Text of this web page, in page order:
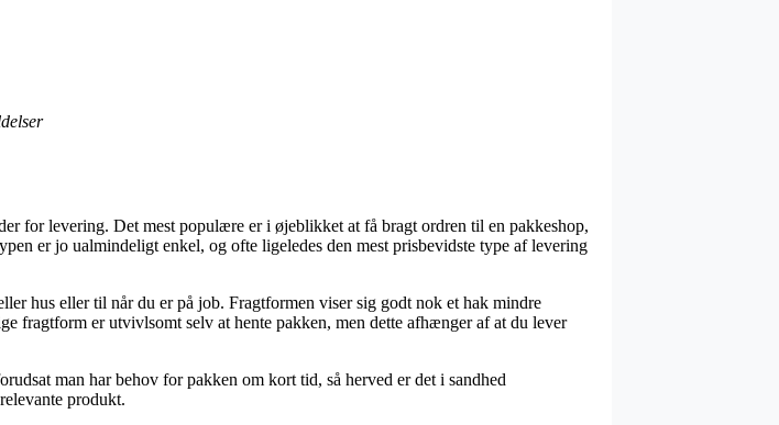
for levering. Det mest populære er i øjeblikket at få bragt ordren til en pakkeshop,
er jo ualmindeligt enkel, og ofte ligeledes den mest prisbevidste type af levering
hus eller til når du er på job. Fragtformen viser sig godt nok et hak mindre
fragtform er utvivlsomt selv at hente pakken, men dette afhænger af at du lever
man har behov for pakken om kort tid, så herved er det i sandhed
produkt.